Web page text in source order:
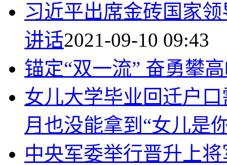
习近平出席金砖国家
讲话2021-09-10 09:43
锚定“双一流” 奋勇攀
女儿大学毕业回迁户
月也没能拿到“女儿是
中央军委举行晋升上